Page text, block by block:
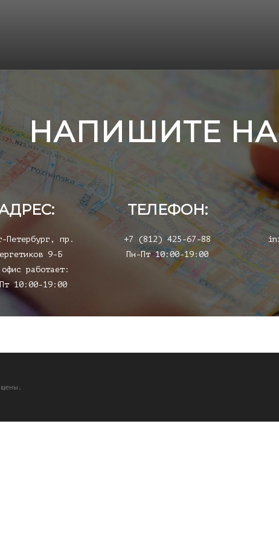
НАПИШИТЕ
Петербург, пр.
9-Б
работает:
10:00-19:00
ТЕЛЕФОН:
+7 (812) 425-67-88
Пн-Пт 10:00-19:00